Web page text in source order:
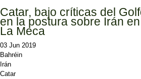
Catar, bajo críticas del
en la postura sobre Irán
La Meca
03 Jun 2019
Bahréin
Irán
Catar